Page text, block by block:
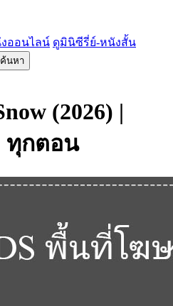
ออนไลน์ ดูมินิซีรี่ย์-หนังสั้น
ค้นหา
(2026) |
ทุกตอน